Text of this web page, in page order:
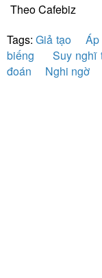
Theo Cafebiz
Tags:Giả tạo
biếng
Suy nghĩ
đoán
Nghi ngờ